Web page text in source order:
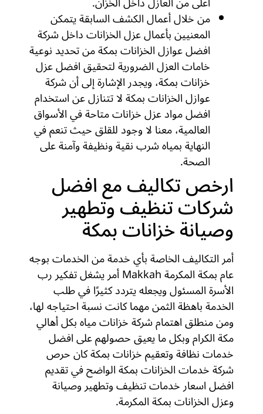
من خلال أعمال الكشف السابقة يتمكن
المعنيين بأعمال عزل الخزانات داخل شركة
افضل عوازل الخزانات بمكة من تحديد نوعية
خامات العزل الضرورية لتحقيق افضل عزل
خزانات بمكة، ويجدر الإشارة إلى أن شركة
عوازل الخزانات بمكة لا تتنازل عن استخدام
افضل مواد عزل خزانات متاحة في الأسواق
العالمية، معنا لا وجود للقلق حيث تنعم في
النهاية بمياه شرب نقية ونظيفة وآمنة على
الصحة.
ارخص تكاليف مع افضل
شركات تنظيف وتطهير
وصيانة خزانات بمكة
أمر التكاليف الخاصة بأي خدمة من الخدمات بوجه
عام بمكة المكرمة Makkah أمر يشغل تفكير رب
الأسرة المسئول ويجعله يتردد كثيرًا في طلب
الخدمة باهظة الثمن مهما كانت نسبة احتياجه لها،
ومن منطلق اهتمام شركة خزانات مياه بكل أهالي
مكة الكرام وبكل ما يعيق حصولهم على افضل
خدمات نظافة وتعقيم خزانات بمكة كان حرص
شركة خدمات الخزانات بمكة الواضح في تقديم
افضل اسعار خدمات تنظيف وتطهير وصيانة
وعزل الخزانات بمكة المكرمة.